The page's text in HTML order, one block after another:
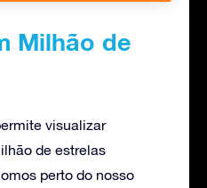
Milhão de
visualizar
de estrelas
perto do nosso